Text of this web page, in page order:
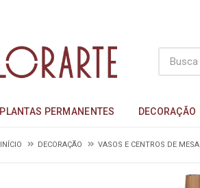
PLANTAS PERMANENTES DECORAÇÃO
INÍCIO DECORAÇÃO VASOS E CENTROS DE MESA